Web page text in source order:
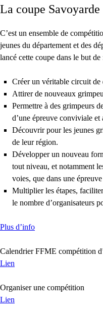
La coupe Savoyarde
C’est un ensemble de
jeunes du département et des
lancé cette coupe dans le but de
Créer un véritable circuit
Attirer de nouveaux
Permettre à des grimpeurs
d’une épreuve conviviale et
Découvrir pour les jeunes
de leur région.
Développer un nouveau
tout niveau, et notamment
voies, que dans une
Multiplier les étapes,
le nombre d’organisateurs
Plus d’info
Calendrier FFME compétition
Lien
Organiser une compétition
Lien